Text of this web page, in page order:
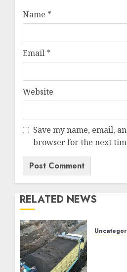
Name *
Email *
Website
Save my name, email,
browser for the next
RELATED NEWS